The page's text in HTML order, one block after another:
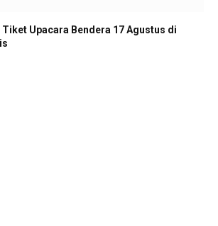
Upacara Bendera 17 Agustus di